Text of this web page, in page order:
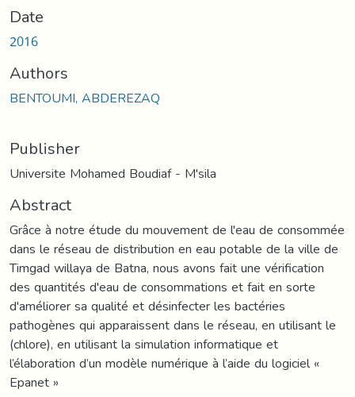
Date
2016
Authors
BENTOUMI, ABDEREZAQ
Publisher
Universite Mohamed Boudiaf - M'sila
Abstract
Grâce à notre étude du mouvement de l'eau de consommée
dans le réseau de distribution en eau potable de la ville de
Timgad willaya de Batna, nous avons fait une vérification
des quantités d'eau de consommations et fait en sorte
d'améliorer sa qualité et désinfecter les bactéries
pathogènes qui apparaissent dans le réseau, en utilisant le
(chlore), en utilisant la simulation informatique et
l’élaboration d’un modèle numérique à l’aide du logiciel «
Epanet »